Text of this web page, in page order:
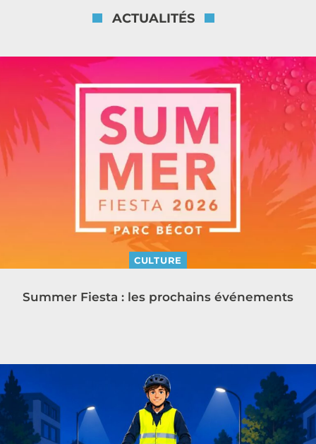
ACTUALITÉS
CULTURE
Summer Fiesta : les prochains événements